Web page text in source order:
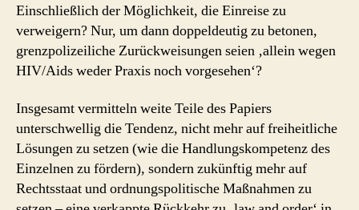
Einschließlich der Möglichkeit, die Einreise zu
verweigern? Nur, um dann doppeldeutig zu betonen,
grenzpolizeiliche Zurückweisungen seien ‚allein wegen
HIV/Aids weder Praxis noch vorgesehen‘?
Insgesamt vermitteln weite Teile des Papiers
unterschwellig die Tendenz, nicht mehr auf freiheitliche
Lösungen zu setzen (wie die Handlungskompetenz des
Einzelnen zu fördern), sondern zukünftig mehr auf
Rechtsstaat und ordnungspolitische Maßnahmen zu